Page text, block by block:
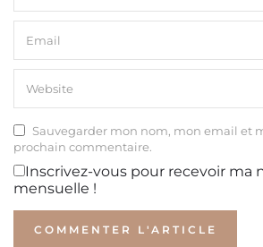
Sauvegarder mon nom, mon email et
prochain commentaire.
Inscrivez-vous pour recevoir ma
mensuelle !